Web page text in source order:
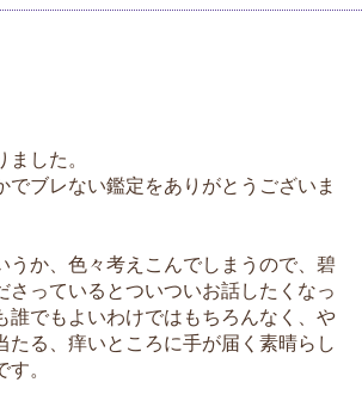
した。
でブレない鑑定をありがとうございま
か、色々考えこんでしまうので、碧
さっているとついついお話したくなっ
誰でもよいわけではもちろんなく、や
たる、痒いところに手が届く素晴らし
。